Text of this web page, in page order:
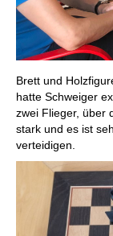
Brett und
hatte Schweiger
zwei Flieger, über
stark und es ist
verteidigen.